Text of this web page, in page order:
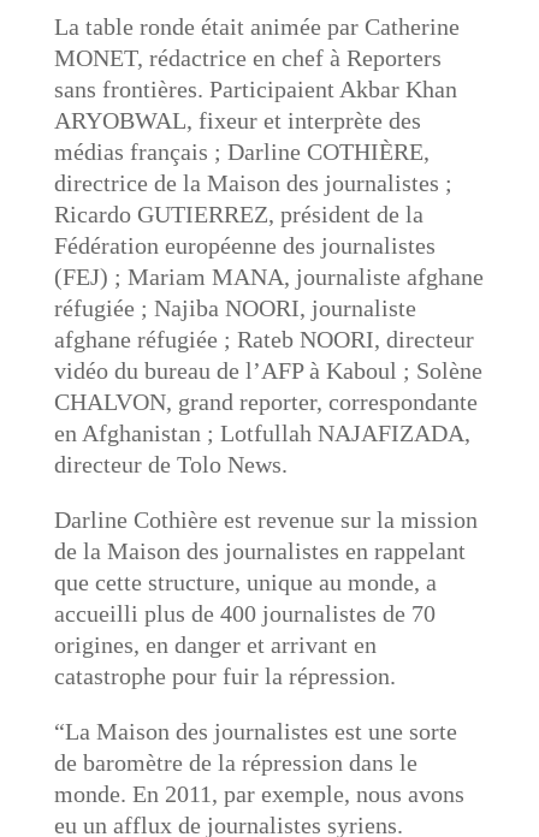
La table ronde était animée par Catherine
MONET, rédactrice en chef à Reporters
sans frontières. Participaient Akbar Khan
ARYOBWAL, fixeur et interprète des
médias français ; Darline COTHIÈRE,
directrice de la Maison des journalistes ;
Ricardo GUTIERREZ, président de la
Fédération européenne des journalistes
(FEJ) ; Mariam MANA, journaliste afghane
réfugiée ; Najiba NOORI, journaliste
afghane réfugiée ; Rateb NOORI, directeur
vidéo du bureau de l’AFP à Kaboul ; Solène
CHALVON, grand reporter, correspondante
en Afghanistan ; Lotfullah NAJAFIZADA,
directeur de Tolo News.
Darline Cothière est revenue sur la mission
de la Maison des journalistes en rappelant
que cette structure, unique au monde, a
accueilli plus de 400 journalistes de 70
origines, en danger et arrivant en
catastrophe pour fuir la répression.
“La Maison des journalistes est une sorte
de baromètre de la répression dans le
monde. En 2011, par exemple, nous avons
eu un afflux de journalistes syriens.